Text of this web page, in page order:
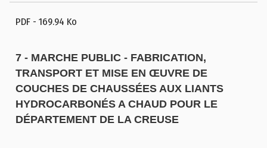
PDF - 169.94 Ko
7 - MARCHE PUBLIC - FABRICATION,
TRANSPORT ET MISE EN ŒUVRE DE
COUCHES DE CHAUSSÉES AUX LIANTS
HYDROCARBONÉS A CHAUD POUR LE
DÉPARTEMENT DE LA CREUSE